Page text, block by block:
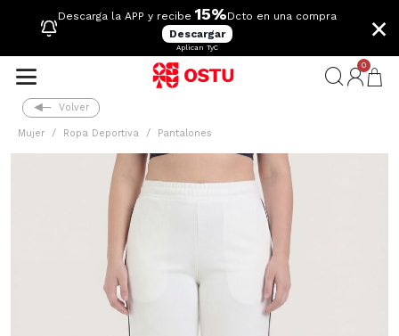
Descarga la APP y recibe 15%Dcto en una compra
Descargar
Aplican TyC
×
0
Volver
Mujer Ropa Deportiva Pantalones